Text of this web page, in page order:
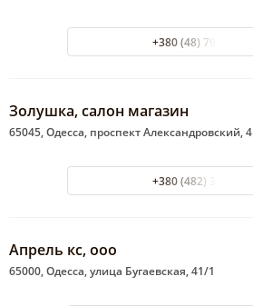
+380 (48) 799-37-61
Золушка, салон магазин
65045, Одесса, проспект Александровский, 4
+380 (482) 33-02-57
Апрель кс, ооо
65000, Одесса, улица Бугаевская, 41/1